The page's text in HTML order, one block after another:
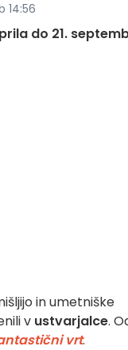
14:56
do 21.
in umetniške
v ustvarjalce.
vrt.